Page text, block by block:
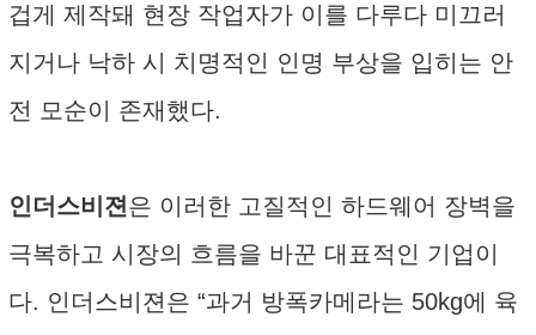
겁게 제작돼 현장 작업자가 이를 다루다 미끄러
지거나 낙하 시 치명적인 인명 부상을 입히는 안
전 모순이 존재했다.
인더스비젼 은 이러한 고질적인 하드웨어 장벽을
극복하고 시장의 흐름을 바꾼 대표적인 기업이
다. 인더스비젼은 “과거 방폭카메라는 50kg에 육